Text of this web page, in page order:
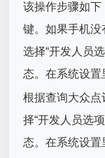
该操作步骤如下
键。如果手机没
选择“开发人员
态。在系统设置
根据查询大众
择“开发人员选
态。在系统设置